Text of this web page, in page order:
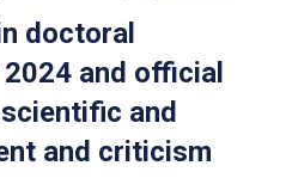
doctoral
and official
and
and criticism